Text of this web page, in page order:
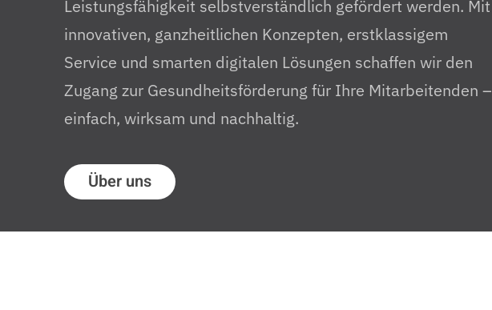
Leistungsfähigkeit selbstverständlich gefördert werden. Mit
innovativen, ganzheitlichen Konzepten, erstklassigem
Service und smarten digitalen Lösungen schaffen wir den
Zugang zur Gesundheitsförderung für Ihre Mitarbeitenden –
einfach, wirksam und nachhaltig.
Über uns